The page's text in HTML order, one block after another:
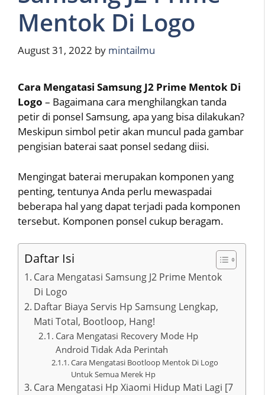
Mentok Di Logo
August 31, 2022 by mintailmu
Cara Mengatasi Samsung J2 Prime Mentok Di
Logo – Bagaimana cara menghilangkan tanda
petir di ponsel Samsung, apa yang bisa dilakukan?
Meskipun simbol petir akan muncul pada gambar
pengisian baterai saat ponsel sedang diisi.
Mengingat baterai merupakan komponen yang
penting, tentunya Anda perlu mewaspadai
beberapa hal yang dapat terjadi pada komponen
tersebut. Komponen ponsel cukup beragam.
Daftar Isi
Cara Mengatasi Samsung J2 Prime Mentok
Di Logo
Daftar Biaya Servis Hp Samsung Lengkap,
Mati Total, Bootloop, Hang!
Cara Mengatasi Recovery Mode Hp
Android Tidak Ada Perintah
Cara Mengatasi Bootloop Mentok Di Logo
Untuk Semua Merek Hp
Cara Mengatasi Hp Xiaomi Hidup Mati Lagi [7